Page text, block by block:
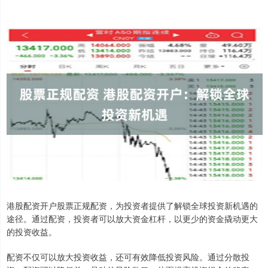
港股配资开户股票正规配资，为投资者提供了解锁全球投资新机遇的
途径。通过配资，投资者可以放大资金杠杆，以更少的资金撬动更大
的投资收益。
配资不仅可以放大投资收益，还可有效降低投资风险。通过分散投